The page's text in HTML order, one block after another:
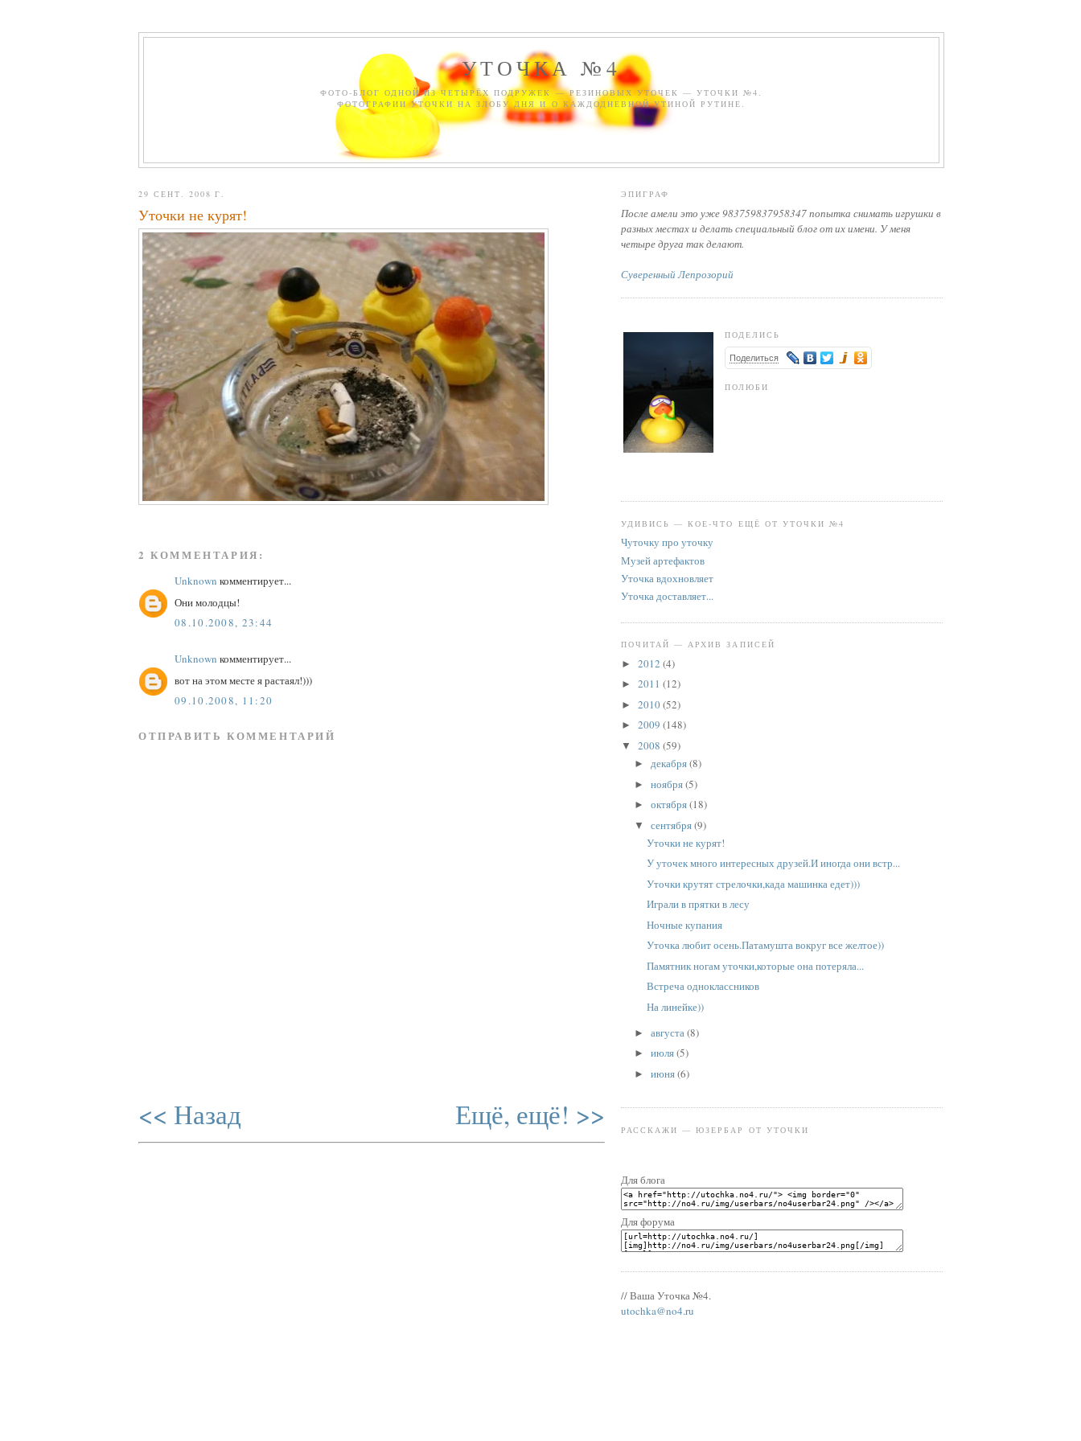
УТОЧКА №4
ФОТО-БЛОГ ОДНОЙ ИЗ ЧЕТЫРЁХ ПОДРУЖЕК — РЕЗИНОВЫХ УТОЧЕК — УТОЧКИ №4.
ФОТОГРАФИИ УТОЧКИ НА ЗЛОБУ ДНЯ И О КАЖДОДНЕВНОЙ УТИНОЙ РУТИНЕ.
29 СЕНТ. 2008 Г.
Уточки не курят!
2 КОММЕНТАРИЯ:
Unknown комментирует...
Они молодцы!
08.10.2008, 23:44
Unknown комментирует...
вот на этом месте я растаял!)))
09.10.2008, 11:20
ОТПРАВИТЬ КОММЕНТАРИЙ
<< Назад Ещё, ещё! >>
ЭПИГРАФ
После амели это уже 983759837958347 попытка снимать игрушки в
разных местах и делать специальный блог от их имени. У меня
четыре друга так делают.
Суверенный Лепрозорий
ПОДЕЛИСЬ
Поделиться
ПОЛЮБИ
УДИВИСЬ — КОЕ-ЧТО ЕЩЁ ОТ УТОЧКИ №4
Чуточку про уточку
Музей артефактов
Уточка вдохновляет
Уточка доставляет...
ПОЧИТАЙ — АРХИВ ЗАПИСЕЙ
► 2012 (4)
► 2011 (12)
► 2010(52)
► 2009 (148)
▼ 2008 (59)
► декабря(8)
► ноября(5)
► октября(18)
▼ сентября(9)
Уточки не курят!
У уточек много интересных друзей.И иногда они встр...
Уточки крутят стрелочки,када машинка едет)))
Играли в прятки в лесу
Ночные купания
Уточка любит осень.Патамушта вокруг все желтое))
Памятник ногам уточки,которые она потеряла...
Встреча одноклассников
На линейке))
► августа(8)
► июля(5)
► июня(6)
РАССКАЖИ — ЮЗЕРБАР ОТ УТОЧКИ
Для блога
Для форума
// Ваша Уточка №4.
utochka@no4.ru